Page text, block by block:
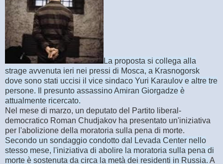
La proposta si collega alla
strage avvenuta ieri nei pressi di Mosca, a Krasnogorsk
dove sono stati uccisi il vice sindaco Yuri Karaulov e altre tre
persone. Il presunto assassino Amiran Giorgadze è
attualmente ricercato.
Nel mese di marzo, un deputato del Partito liberal-
democratico Roman Chudjakov ha presentato un'iniziativa
per l'abolizione della moratoria sulla pena di morte.
Secondo un sondaggio condotto dal Levada Center nello
stesso mese, l'iniziativa di abolire la moratoria sulla pena di
morte è sostenuta da circa la metà dei residenti in Russia. A